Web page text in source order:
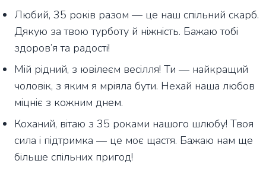
Любий, 35 років разом — це наш спільний скарб.
Дякую за твою турботу й ніжність. Бажаю тобі
здоров’я та радості!
Мій рідний, з ювілеєм весілля! Ти — найкращий
чоловік, з яким я мріяла бути. Нехай наша любов
міцніє з кожним днем.
Коханий, вітаю з 35 роками нашого шлюбу! Твоя
сила і підтримка — це моє щастя. Бажаю нам ще
більше спільних пригод!